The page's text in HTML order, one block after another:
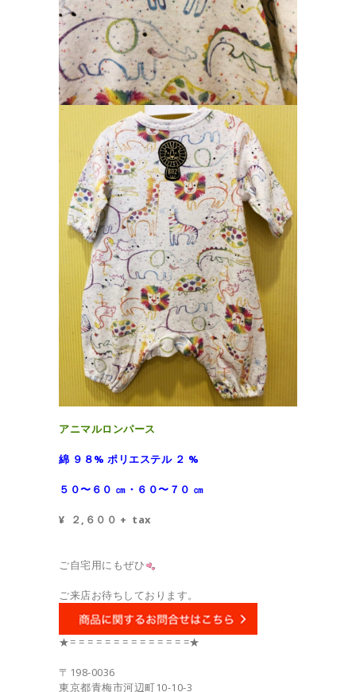
アニマルロンパース
綿 ９８% ポリエステル ２ %
５０〜６０ ㎝・６０〜７０ ㎝
¥ ２,６００ + tax
ご自宅用にもぜひ
ご来店お待ちしております。
★= = = = = = = = = = = = = =★
〒198-0036
東京都青梅市河辺町10-10-3